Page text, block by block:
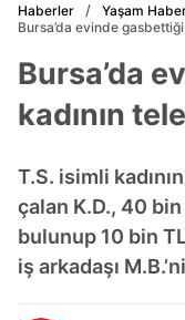
Haberler
Yaşam
Bursa’da evinde
Bursa’da
kadının
T.S. isimli
çalan K.D., 40
bulunup 10 bin
iş arkadaşı